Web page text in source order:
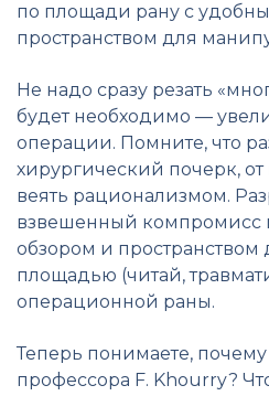
по площади рану с
пространством для
Не надо сразу резать
будет необходимо —
операции. Помните, что
хирургический почерк,
веять рационализмом.
взвешенный
обзором и
площадью (читай,
операционной раны.
Теперь понимаете,
профессора F. Khourry?